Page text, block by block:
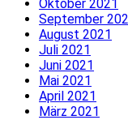
Oktober 2021
September
August 2021
Juli 2021
Juni 2021
Mai 2021
April 2021
März 2021